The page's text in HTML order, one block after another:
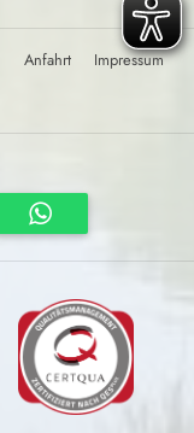
Anfahrt Impressum